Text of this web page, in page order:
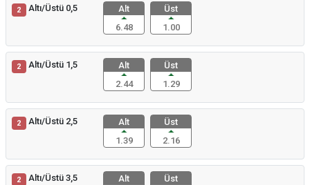
2 Altı/Üstü 0,5
Alt
6.48
Üst
1.00
2 Altı/Üstü 1,5
Alt
2.44
Üst
1.29
2 Altı/Üstü 2,5
Alt
1.39
Üst
2.16
2 Altı/Üstü 3,5
Alt
Üst